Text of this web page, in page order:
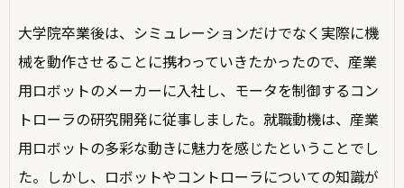
大学院卒業後は、シミュレーションだけでなく実際に機
械を動作させることに携わっていきたかったので、産業
用ロボットのメーカーに入社し、モータを制御するコン
トローラの研究開発に従事しました。就職動機は、産業
用ロボットの多彩な動きに魅力を感じたということでし
た。しかし、ロボットやコントローラについての知識が